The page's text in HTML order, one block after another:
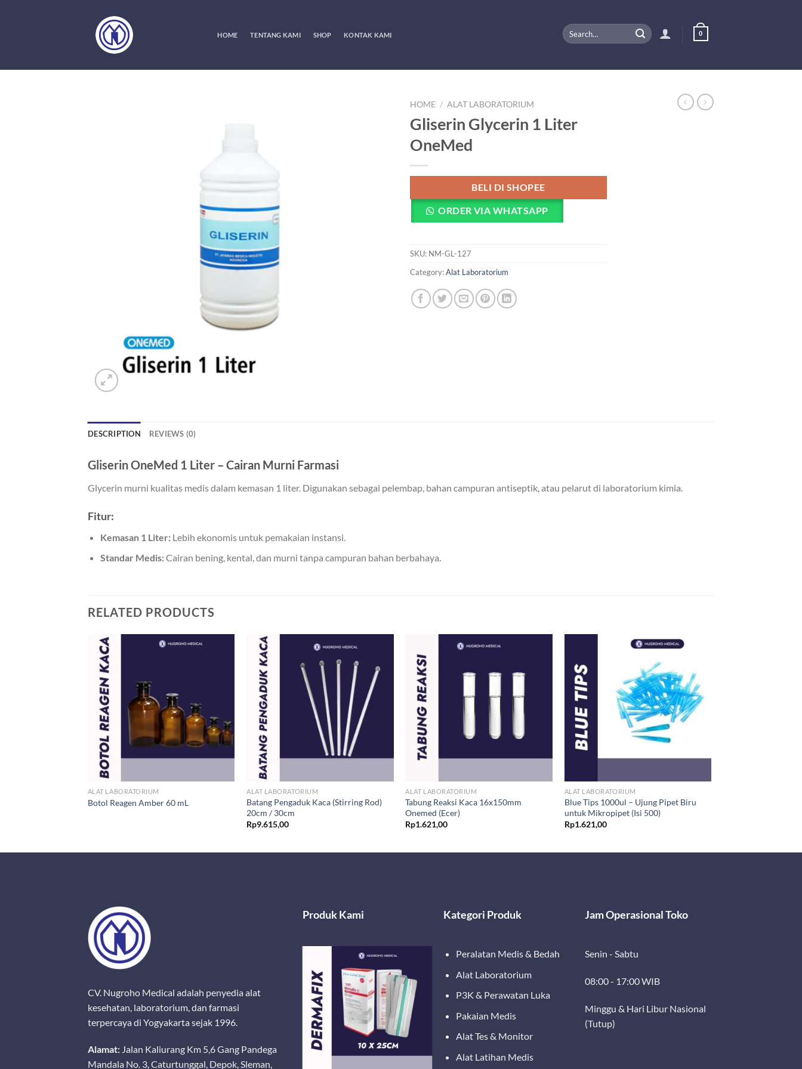
HOME TENTANG KAMI SHOP KONTAK KAMI
Search
for:
0
HOME / ALAT LABORATORIUM
Gliserin Glycerin 1 Liter
OneMed
BELI DI SHOPEE
ORDER VIA WHATSAPP
SKU: NM-GL-127
Category:Alat Laboratorium
DESCRIPTION REVIEWS (0)
Gliserin OneMed 1 Liter – Cairan Murni Farmasi
Glycerin murni kualitas medis dalam kemasan 1 liter. Digunakan sebagai pelembap, bahan campuran antiseptik, atau pelarut di laboratorium kimia.
Fitur:
Kemasan 1 Liter:Lebih ekonomis untuk pemakaian instansi.
Standar Medis:Cairan bening, kental, dan murni tanpa campuran bahan berbahaya.
RELATED PRODUCTS
ALAT LABORATORIUM
Botol Reagen Amber 60 mL
ALAT LABORATORIUM
Batang Pengaduk Kaca (Stirring Rod)
20cm / 30cm
Rp9.615,00
ALAT LABORATORIUM
Tabung Reaksi Kaca 16x150mm
Onemed (Ecer)
Rp1.621,00
ALAT LABORATORIUM
Blue Tips 1000ul – Ujung Pipet Biru
untuk Mikropipet (Isi 500)
Rp1.621,00
CV. Nugroho Medical adalah penyedia alat
kesehatan, laboratorium, dan farmasi
terpercaya di Yogyakarta sejak 1996.
Alamat: Jalan Kaliurang Km 5,6 Gang Pandega
Mandala No. 3, Caturtunggal, Depok, Sleman,
Produk Kami Kategori Produk
Peralatan Medis & Bedah
Alat Laboratorium
P3K & Perawatan Luka
Pakaian Medis
Alat Tes & Monitor
Alat Latihan Medis
Jam Operasional Toko
Senin - Sabtu
08:00 - 17:00 WIB
Minggu & Hari Libur Nasional
(Tutup)